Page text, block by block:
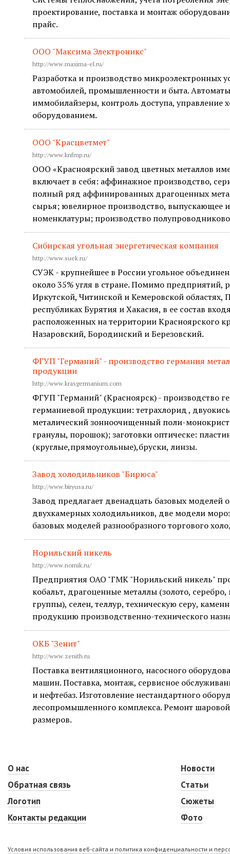
проектирование, поставка и монтаж
прайс.
ООО "Максима Электроникс"
http://www.maxima-el.ru/
Разработка и производство микроэлектронных
автомобилей, промышленности и быта.
иммобилайзеры, контроль доступа, управление
оборудованием.
ООО "Красцветмет"
http://www.knfmp.ru/
ООО «Красноярский завод цветных металлов
включает в себя: аффинажное производство,
полный ряд аффинированных драгоценных
сырья; ювелирное производство, выпускающее
номенклатуры; производство
Сибирская угольная энергетическая компания
http://www.suek.ru/
СУЭК - крупнейшее в России угольное
около 35% угля в стране. Помимо предприятий,
Иркутской, Читинской и Кемеровской областях,
республиках Бурятия и Хакасия, в ее состав
расположенных на территории Красноярского
Назаровский, Бородинский и Березовский.
ФГУП "Германий" - производство германия
продукции
http://www.krasgermanium.com
ФГУП "Германий" (Красноярск) - производство
германиевой продукции: тетрахлорид ,
металический зонноочищенный поли-
гранулы, порошок); заготовки оптическе:
(круглые,прямоугольные),бруски, линзы.
Завод холодильников "Бирюса"
http://www.biryusa.ru/
Завод предлагает двенадцать базовых моделей
двухкамерных холодильников, две модели
базовых моделей разнообразного торгового
Норильский никель
http://www.nornik.ru/
Предприятия ОАО "ГМК "Норильский никель"
кобальт, драгоценные металлы (золото,
группы), селен, теллур, техническую серу,
продукцию производственно-технического
ОКБ "Зенит"
http://www.zenith.ru
Поставка вентиляционного, насосного
машин. Поставка, монтаж, сервисное
и нефтебаз. Изготовление нестандартного
лесопромышленного комплекса. Ремонт
размеров.
О нас
Обратная связь
Логотип
Контакты редакции
Новости
Статьи
Сюжеты
Фото
Условия использования веб-сайта и политика конфиденциальности и